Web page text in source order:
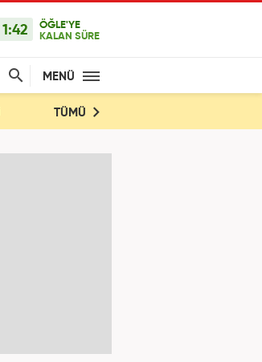
1:42
ÖĞLE'YE
KALAN SÜRE
MENÜ
TÜMÜ